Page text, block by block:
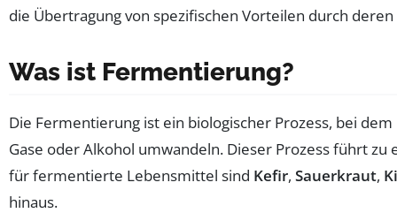
die Übertragung von spezifischen Vorteilen durch
Was ist Fermentierung?
Die Fermentierung ist ein biologischer Prozess, bei
Gase oder Alkohol umwandeln. Dieser Prozess führt
für fermentierte Lebensmittel sind Kefir, Sauerkraut,
hinaus.